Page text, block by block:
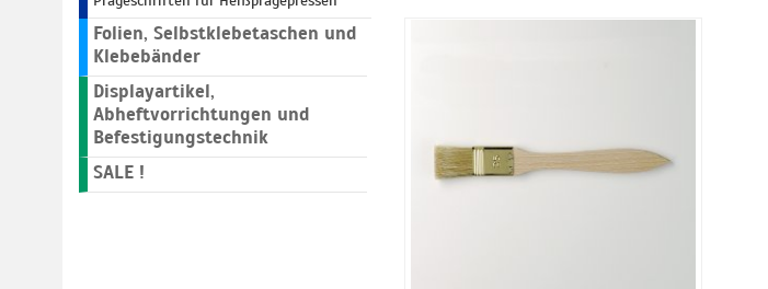
Folien, Selbstklebetaschen und
Klebebänder
Displayartikel,
Abheftvorrichtungen und
Befestigungstechnik
SALE !